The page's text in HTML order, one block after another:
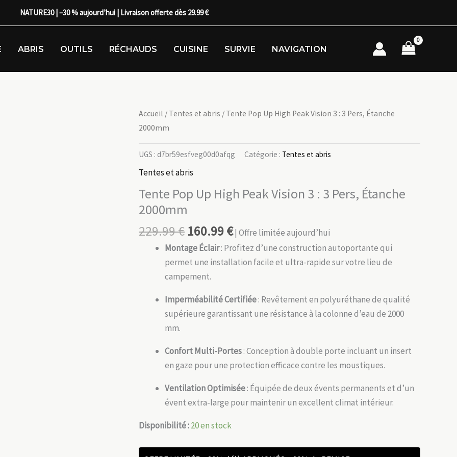
NATURE30 | –30 % aujourd’hui | Livraison offerte dès 29.99 €
ABRIS OUTILS RÉCHAUDS CUISINE SURVIE NAVIGATION
Accueil / Tentes et abris / Tente Pop Up High Peak Vision 3 : 3 Pers, Étanche
2000mm
UGS : d7br59esfveg00d0afqg Catégorie : Tentes et abris
Tentes et abris
Tente Pop Up High Peak Vision 3 : 3 Pers, Étanche
2000mm
229.99€ 160.99€| Offre limitée aujourd’hui
Montage Éclair: Profitez d’une construction autoportante qui
permet une installation facile et ultra-rapide sur votre lieu de
campement.
Imperméabilité Certifiée: Revêtement en polyuréthane de qualité
supérieure garantissant une résistance à la colonne d’eau de 2000
mm.
Confort Multi-Portes: Conception à double porte incluant un insert
en gaze pour une protection efficace contre les moustiques.
Ventilation Optimisée: Équipée de deux évents permanents et d’un
évent extra-large pour maintenir un excellent climat intérieur.
Disponibilité :20 en stock